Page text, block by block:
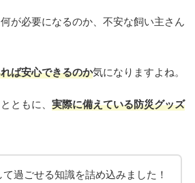
が必要になるのか、不安な飼い主さん
ば安心できるのか気になりますよね。
ともに、 実際に備えている防災グッズ
過ごせる知識を詰め込みました！